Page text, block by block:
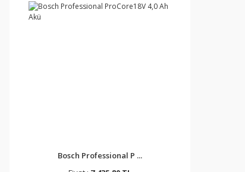
Bosch Professional P ...